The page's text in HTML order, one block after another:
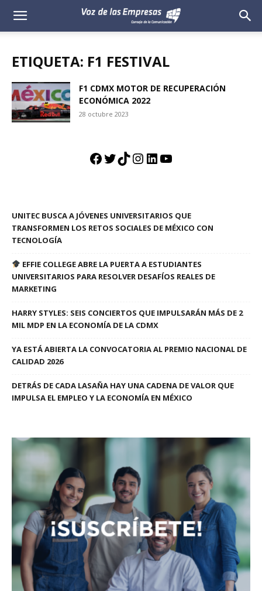
Voz
Empresas
ETIQUETA: F1 FESTIVAL
F1 CDMX MOTOR DE RECUPERACIÓN
ECONÓMICA 2022
28 octubre 2023
Facebook
Twitter
TikTok
Instagram
LinkedIn
YouTube
UNITEC BUSCA A JÓVENES UNIVERSITARIOS QUE
TRANSFORMEN LOS RETOS SOCIALES DE MÉXICO CON
TECNOLOGÍA
EFFIE COLLEGE ABRE LA PUERTA A ESTUDIANTES
UNIVERSITARIOS PARA RESOLVER DESAFÍOS REALES DE
MARKETING
HARRY STYLES: SEIS CONCIERTOS QUE IMPULSARÁN MÁS DE 2
MIL MDP EN LA ECONOMÍA DE LA CDMX
YA ESTÁ ABIERTA LA CONVOCATORIA AL PREMIO NACIONAL DE
CALIDAD 2026
DETRÁS DE CADA LASAÑA HAY UNA CADENA DE VALOR QUE
IMPULSA EL EMPLEO Y LA ECONOMÍA EN MÉXICO